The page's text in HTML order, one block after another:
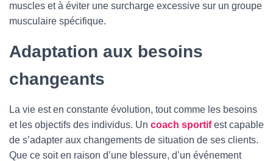
muscles et à éviter une surcharge excessive sur un groupe
musculaire spécifique.
Adaptation aux besoins
changeants
La vie est en constante évolution, tout comme les besoins
et les objectifs des individus. Un coach sportifest capable
de s’adapter aux changements de situation de ses clients.
Que ce soit en raison d’une blessure, d’un événement